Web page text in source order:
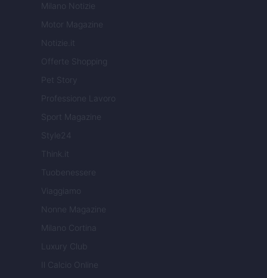
Milano Notizie
Motor Magazine
Notizie.it
Offerte Shopping
Pet Story
Professione Lavoro
Sport Magazine
Style24
Think.it
Tuobenessere
Viaggiamo
Nonne Magazine
Milano Cortina
Luxury Club
Il Calcio Online